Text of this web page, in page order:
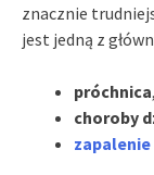
znacznie
jest jedną z
próchnica,
choroby
zapalenie